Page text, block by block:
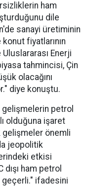
ham
dile
sanayi üretiminin
konut fiyatlarının
Enerji
tahmincisi, Çin
olacağını
diye konuştu.
petrol
olduğuna işaret
gelişmeler önemli
jeopolitik
etkisi
dışı ham petrol
geçerli." ifadesini